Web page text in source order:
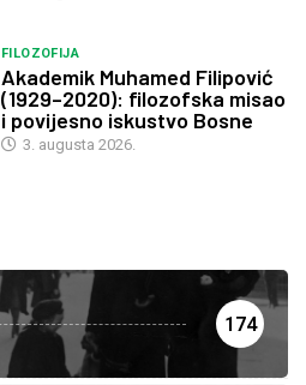
FILOZOFIJA
Akademik Muhamed Filipović
(1929–2020): filozofska misao
i povijesno iskustvo Bosne
3. augusta 2026.
174